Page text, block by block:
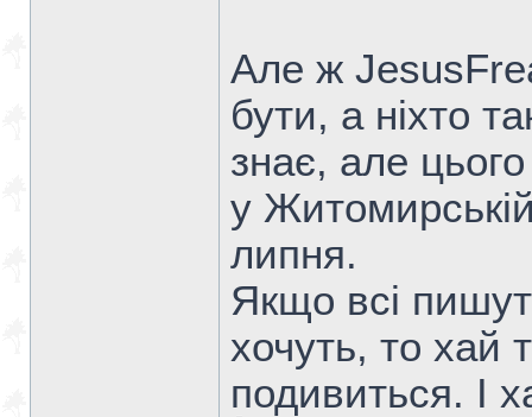
Але ж
бути, а ніхто
знає, але
у
липня.
Якщо всі
хочуть, то хай
подивиться. І